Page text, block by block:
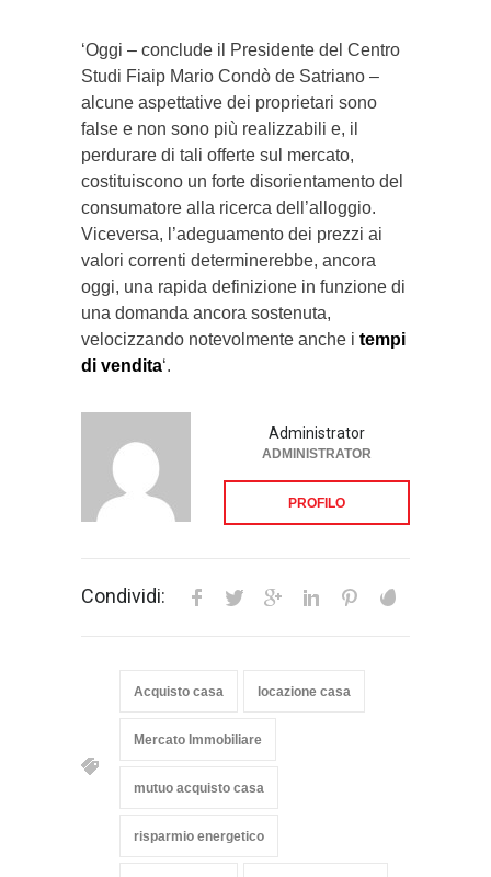
‘Oggi – conclude il Presidente del Centro
Studi Fiaip Mario Condò de Satriano –
alcune aspettative dei proprietari sono
false e non sono più realizzabili e, il
perdurare di tali offerte sul mercato,
costituiscono un forte disorientamento del
consumatore alla ricerca dell’alloggio.
Viceversa, l’adeguamento dei prezzi ai
valori correnti determinerebbe, ancora
oggi, una rapida definizione in funzione di
una domanda ancora sostenuta,
velocizzando notevolmente anche i tempi
di vendita‘.
Administrator
ADMINISTRATOR
PROFILO
Condividi:
Acquisto casa locazione casa
Mercato Immobiliare
mutuo acquisto casa
risparmio energetico